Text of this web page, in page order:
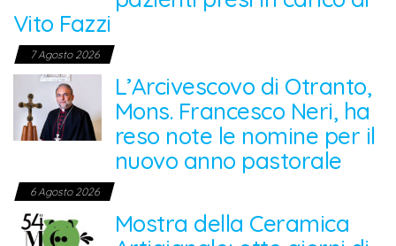
Vito Fazzi
7 Agosto 2026
L’Arcivescovo di Otranto,
Mons. Francesco Neri, ha
reso note le nomine per il
nuovo anno pastorale
6 Agosto 2026
Mostra della Ceramica